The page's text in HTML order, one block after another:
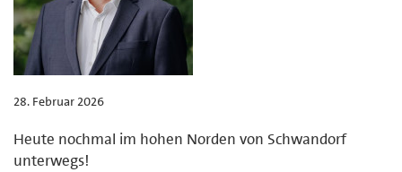
28. Februar 2026
Heute nochmal im hohen Norden von Schwandorf
unterwegs!